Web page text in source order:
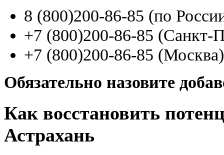
8 (800)200-86-85 (по
+7 (800)200-86-85 (Санкт-
+7 (800)200-86-85 (Москва)
Обязательно назовите
Как восстановить
Астрахань